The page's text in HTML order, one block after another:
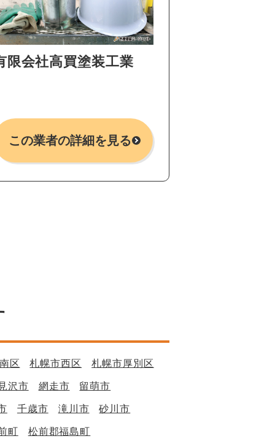
限会社高買塗装工業
この業者の詳細を見る
区 札幌市西区 札幌市厚別区
沢市 網走市 留萌市
千歳市 滝川市 砂川市
町 松前郡福島町